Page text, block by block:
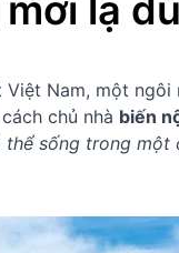
lạ
Nam, một
chủ nhà biến
sống trong một